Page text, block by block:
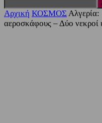
Αρχική ΚΟΣΜΟΣ Αλγερία:
αεροσκάφους – Δύο νεκροί